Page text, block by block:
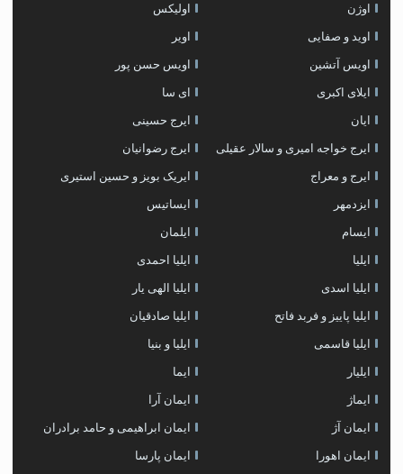
اوژن اولیکس
اوید و صفایی اویر
اویس آتشین اویس حسن پور
ايلاى اكبرى ای سا
ایان ایرج حسینی
ایرج خواجه امیری و سالار عقیلی ایرج رضوانیان
ایرج و معراج ایریک بویز و حسین استیری
ایزدمهر ایساتیس
ایسام ایلمان
ایلیا ایلیا احمدی
ایلیا اسدی ایلیا الهی یار
ایلیا پاییز و فربد فاتح ایلیا صادقیان
ایلیا قاسمی ایلیا و بنیا
ایلیار ایما
ایماژ ایمان آرا
ایمان آژ ایمان ابراهیمی و حامد برادران
ایمان اهورا ایمان پارسا